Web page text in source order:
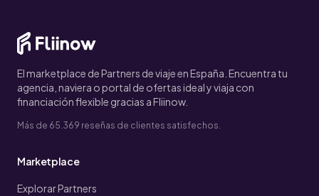
El marketplace de Partners de viaje en España. Encuentra tu
agencia, naviera o portal de ofertas ideal y viaja con
financiación flexible gracias a Fliinow.
Más de 65.369 reseñas de clientes satisfechos.
Marketplace
Explorar Partners